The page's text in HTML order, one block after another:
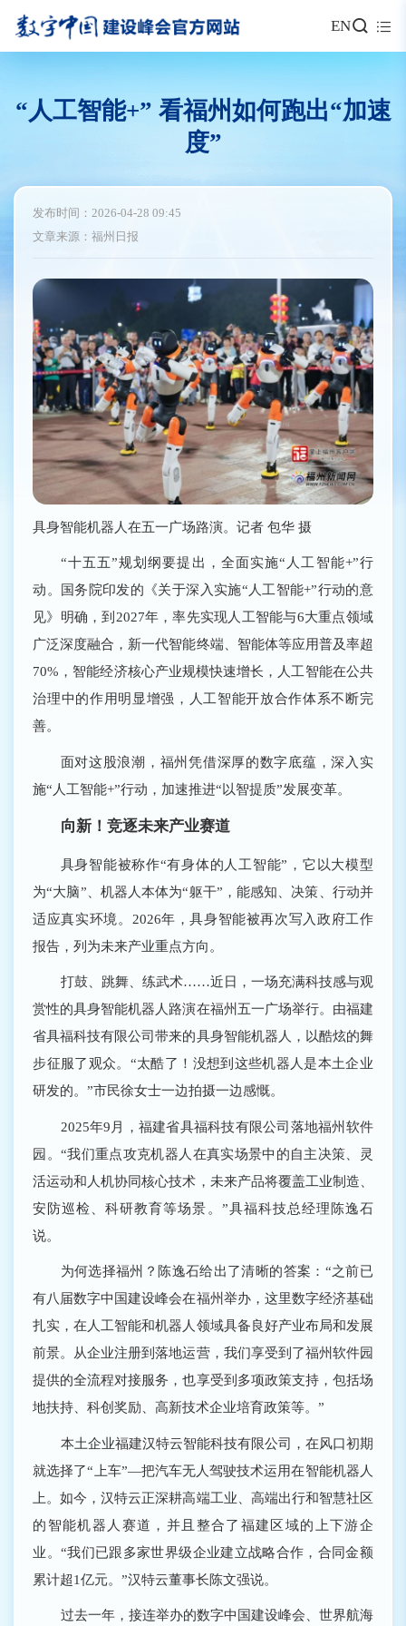
EN
“人工智能+” 看福州如何跑出“加速
度”
发布时间：2026-04-28 09:45
文章来源：福州日报
具身智能机器人在五一广场路演。记者 包华 摄
“十五五”规划纲要提出，全面实施“人工智能+”行
动。国务院印发的《关于深入实施“人工智能+”行动的意
见》明确，到2027年，率先实现人工智能与6大重点领域
广泛深度融合，新一代智能终端、智能体等应用普及率超
70%，智能经济核心产业规模快速增长，人工智能在公共
治理中的作用明显增强，人工智能开放合作体系不断完
善。
面对这股浪潮，福州凭借深厚的数字底蕴，深入实
施“人工智能+”行动，加速推进“以智提质”发展变革。
向新！竞逐未来产业赛道
具身智能被称作“有身体的人工智能”，它以大模型
为“大脑”、机器人本体为“躯干”，能感知、决策、行动并
适应真实环境。2026年，具身智能被再次写入政府工作
报告，列为未来产业重点方向。
打鼓、跳舞、练武术……近日，一场充满科技感与观
赏性的具身智能机器人路演在福州五一广场举行。由福建
省具福科技有限公司带来的具身智能机器人，以酷炫的舞
步征服了观众。“太酷了！没想到这些机器人是本土企业
研发的。”市民徐女士一边拍摄一边感慨。
2025年9月，福建省具福科技有限公司落地福州软件
园。“我们重点攻克机器人在真实场景中的自主决策、灵
活运动和人机协同核心技术，未来产品将覆盖工业制造、
安防巡检、科研教育等场景。”具福科技总经理陈逸石
说。
为何选择福州？陈逸石给出了清晰的答案：“之前已
有八届数字中国建设峰会在福州举办，这里数字经济基础
扎实，在人工智能和机器人领域具备良好产业布局和发展
前景。从企业注册到落地运营，我们享受到了福州软件园
提供的全流程对接服务，也享受到多项政策支持，包括场
地扶持、科创奖励、高新技术企业培育政策等。”
本土企业福建汉特云智能科技有限公司，在风口初期
就选择了“上车”―把汽车无人驾驶技术运用在智能机器人
上。如今，汉特云正深耕高端工业、高端出行和智慧社区
的智能机器人赛道，并且整合了福建区域的上下游企
业。“我们已跟多家世界级企业建立战略合作，合同金额
累计超1亿元。”汉特云董事长陈文强说。
过去一年，接连举办的数字中国建设峰会、世界航海